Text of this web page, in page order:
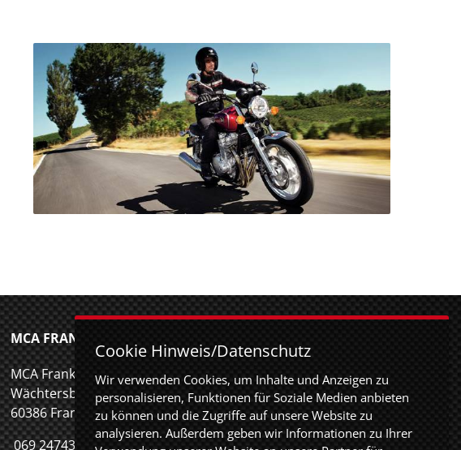
MCA FRANKFURT
MCA Frankfurt GmbH
Wächtersbacher Straße 83
60386 Frankfurt
069 2474347-40
Cookie Hinweis/Datenschutz
Wir verwenden Cookies, um Inhalte und Anzeigen zu
personalisieren, Funktionen für Soziale Medien anbieten
zu können und die Zugriffe auf unsere Website zu
analysieren. Außerdem geben wir Informationen zu Ihrer